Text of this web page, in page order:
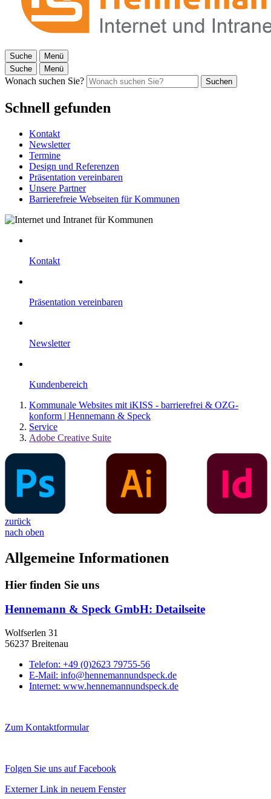
Suche
Menü
Suche
Menü
Wonach suchen Sie? Suchen
Schnell gefunden
Kontakt
Newsletter
Termine
Design und Referenzen
Präsentation vereinbaren
Unsere Partner
Barrierefreie Webseiten für Kommunen
Kontakt
Präsentation vereinbaren
Newsletter
Kundenbereich
Kommunale Websites mit iKISS - barrierefrei & OZG-
konform | Hennemann & Speck
Service
Adobe Creative Suite
zurück
nach oben
Allgemeine Informationen
Hier finden Sie uns
Hennemann & Speck GmbH: Detailseite
Wolfserlen 31
56237 Breitenau
Telefon: +49 (0)2623 79755-56
E-Mail: info@hennemannundspeck.de
Internet: www.hennemannundspeck.de
Zum Kontaktformular
Folgen Sie uns auf Facebook
Externer Link in neuem Fenster